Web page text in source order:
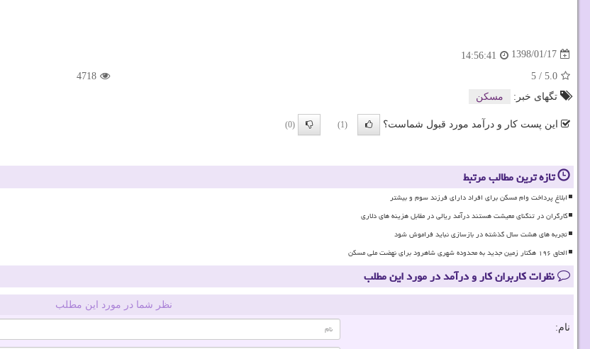
1398/01/17
14:56:41
5.0
/
5
4718
تگهای خبر:
مسكن
این پست کار و درآمد مورد قبول شماست؟ (1)
(0)
تازه ترین مطالب مرتبط
ابلاغ پرداخت وام مسکن برای افراد دارای فرزند سوم و بیشتر
کارگران در تنگنای معیشت هستند درآمد ریالی در مقابل هزینه های دلاری
تجربه های هشت سال گذشته در بازسازی نباید فراموش شود
الحاق ۱۹۶ هکتار زمین جدید به محدوده شهری شاهرود برای نهضت ملی مسکن
نظرات کاربران کار و درآمد در مورد این مطلب
نظر شما در مورد این مطلب
نام: